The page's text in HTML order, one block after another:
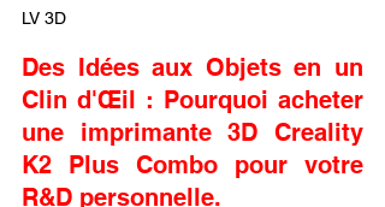
LV 3D
Des Idées aux Objets en un
Clin d'Œil : Pourquoi acheter
une imprimante 3D Creality
K2 Plus Combo pour votre
R&D personnelle.